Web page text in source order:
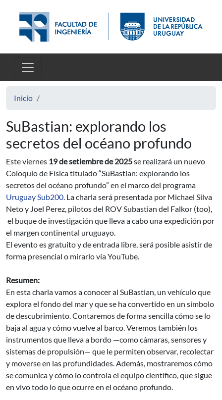
Inicio
SuBastian: explorando los
secretos del océano profundo
Este viernes 19 de setiembre de 2025se realizará un nuevo
Coloquio de Física titulado “SuBastian: explorando los
secretos del océano profundo” en el marco del programa
Uruguay Sub200. La charla será presentada por Michael Silva
Neto y Joel Perez, pilotos del ROV Subastian del Falkor (too),
el buque de investigación que lleva a cabo una expedición por
el margen continental uruguayo.
El evento es gratuito y de entrada libre, será posible asistir de
forma presencial o mirarlo vía YouTube.
Resumen:
En esta charla vamos a conocer al SuBastian, un vehículo que
explora el fondo del mar y que se ha convertido en un símbolo
de descubrimiento. Contaremos de forma sencilla cómo se lo
baja al agua y cómo vuelve al barco. Veremos también los
instrumentos que lleva a bordo —como cámaras, sensores y
sistemas de propulsión— que le permiten observar, recolectar
y moverse en las profundidades. Además, mostraremos cómo
se comunica y cómo lo controla el equipo científico, que sigue
en vivo todo lo que ocurre en el océano profundo.